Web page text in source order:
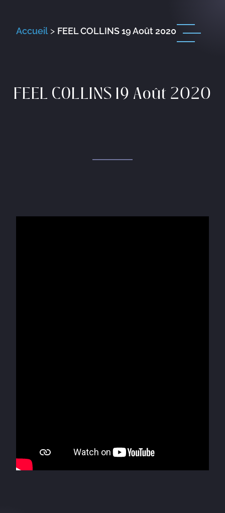
Accueil> FEEL COLLINS 19 Août 2020
FEEL COLLINS 19 Août 2020